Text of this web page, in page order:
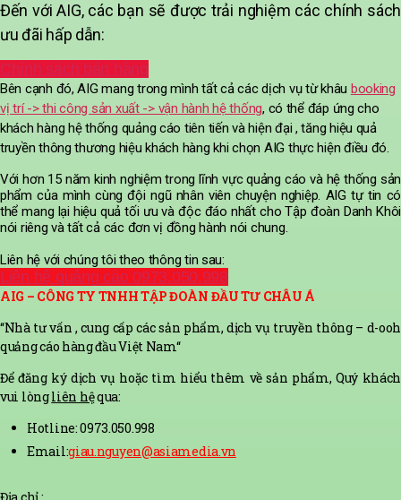
Đến với AIG, các bạn sẽ được trải nghiệm các chính sách
ưu đãi hấp dẫn:
Chính sách bán hàng
Bên cạnh đó, AIG mang trong mình tất cả các dịch vụ từ khâu booking
vị trí -> thi công sản xuất -> vận hành hệ thống, có thể đáp ứng cho
khách hàng hệ thống quảng cáo tiên tiến và hiện đại , tăng hiệu quả
truyền thông thương hiệu khách hàng khi chọn AIG thực hiện điều đó.
Với hơn 15 năm kinh nghiệm trong lĩnh vực quảng cáo và hệ thống sản
phẩm của mình cùng đội ngũ nhân viên chuyện nghiệp. AIG tự tin có
thể mang lại hiệu quả tối ưu và độc đáo nhất cho Tập đoàn Danh Khôi
nói riêng và tất cả các đơn vị đồng hành nói chung.
Liên hệ với chúng tôi theo thông tin sau:
Liên hệ quảng cáo 0973.050.998
AIG – CÔNG TY TNHH TẬP ĐOÀN ĐẦU TƯ CHÂU Á
“Nhà tư vấn , cung cấp các sản phẩm, dịch vụ truyền thông – d-ooh
quảng cáo hàng đầu Việt Nam“
Để đăng ký dịch vụ hoặc tìm hiểu thêm về sản phẩm, Quý khách
vui lòngliên hệqua:
Hotline: 0973.050.998
Email:giau.nguyen@asiamedia.vn